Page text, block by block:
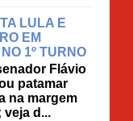
LULA E
EM
1º TURNO
Flávio
patamar
na margem
veja d...